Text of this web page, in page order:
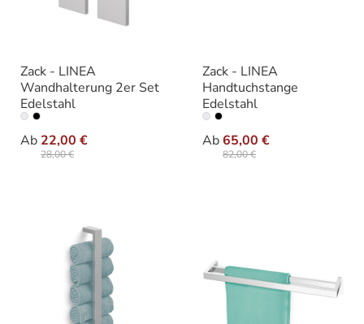
Zack - LINEA
Wandhalterung 2er Set
Edelstahl
Ab 22,00 €
28,00 €
Ausführung
Zack - LINEA
Handtuchstange
Edelstahl
Ab65,00 €
82,00 €
Ausführung